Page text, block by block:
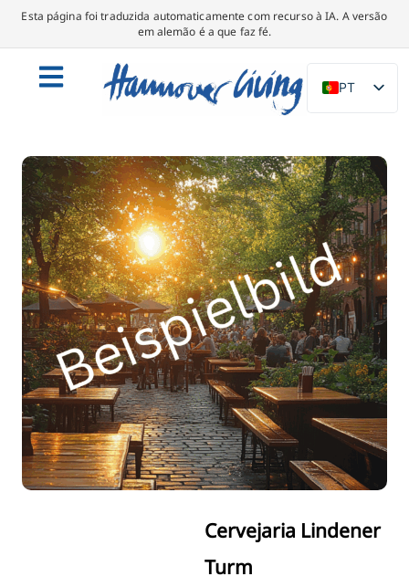
Esta página foi traduzida automaticamente com recurso à IA. A versão
em alemão é a que faz fé.
PT
DE
NL
PL
ES
IT
DA
SV
FR
TR
RU
FI
ZH
JA
Cervejaria Lindener
Turm